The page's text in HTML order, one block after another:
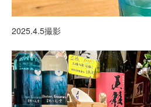
2025.4.5撮影